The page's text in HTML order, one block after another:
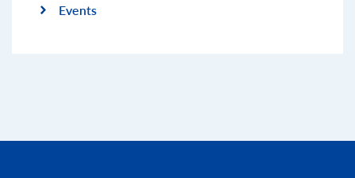
Events